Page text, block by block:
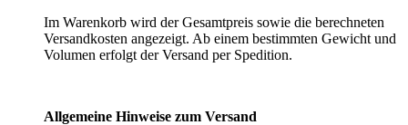
Im Warenkorb wird der Gesamtpreis sowie die berechneten
Versandkosten angezeigt. Ab einem bestimmten Gewicht und
Volumen erfolgt der Versand per Spedition.
Allgemeine Hinweise zum Versand